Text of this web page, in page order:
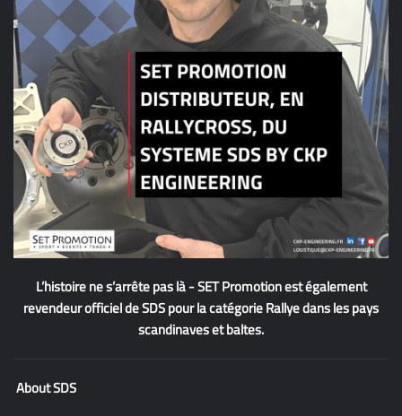
L’histoire ne s’arrête pas là - SET Promotion est également
revendeur officiel de SDS pour la catégorie Rallye dans les pays
scandinaves et baltes.
About SDS